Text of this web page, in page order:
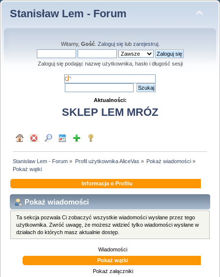
Stanisław Lem - Forum
Witamy, Gość. Zaloguj sięlub zarejestruj.
Zaloguj się podając nazwę użytkownika, hasło i długość sesji
Aktualności:
SKLEP LEM MRÓZ
Stanisław Lem - Forum » Profil użytkownika AliceVas » Pokaż wiadomości»
Pokaż wątki
Informacja o Profilu
Pokaż wiadomości
Ta sekcja pozwala Ci zobaczyć wszystkie wiadomości wysłane przez tego
użytkownika. Zwróć uwagę, że możesz widzieć tylko wiadomości wysłane w
działach do których masz aktualnie dostęp.
Wiadomości
Pokaż wątki
Pokaż załączniki